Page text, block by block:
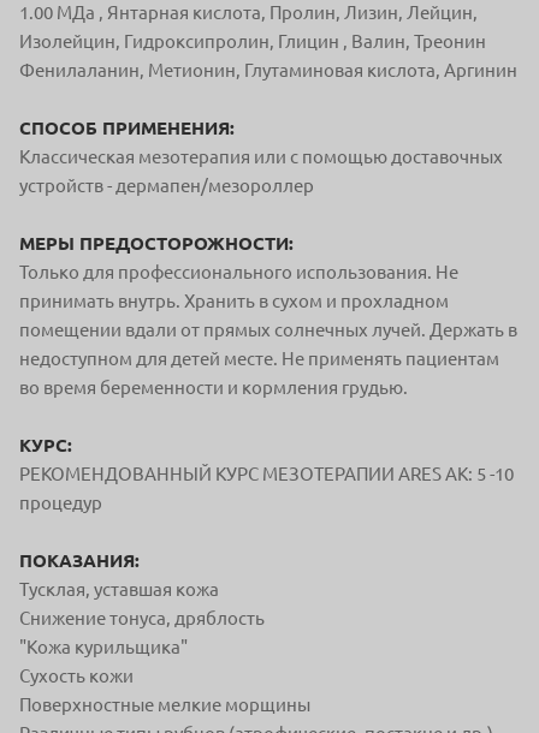
1.00 МДа , Янтарная кислота, Пролин, Лизин, Лейцин,
Изолейцин, Гидроксипролин, Глицин , Валин, Треонин
Фенилаланин, Метионин, Глутаминовая кислота, Аргинин
СПОСОБ ПРИМЕНЕНИЯ:
Классическая мезотерапия или с помощью доставочных
устройств - дермапен/мезороллер
МЕРЫ ПРЕДОСТОРОЖНОСТИ:
Только для профессионального использования. Не
принимать внутрь. Хранить в сухом и прохладном
помещении вдали от прямых солнечных лучей. Держать в
недоступном для детей месте. Не применять пациентам
во время беременности и кормления грудью.
КУРС:
РЕКОМЕНДОВАННЫЙ КУРС МЕЗОТЕРАПИИ ARES AK: 5 -10
процедур
ПОКАЗАНИЯ:
Тусклая, уставшая кожа
Снижение тонуса, дряблость
"Кожа курильщика"
Сухость кожи
Поверхностные мелкие морщины